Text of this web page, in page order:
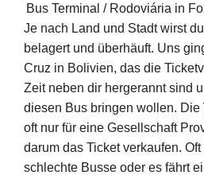
Bus Terminal / Rodoviária in
Je nach Land und Stadt wirst
belagert und überhäuft. Uns
Cruz in Bolivien, das die
Zeit neben dir hergerannt sind
diesen Bus bringen wollen. Die
oft nur für eine Gesellschaft
darum das Ticket verkaufen.
schlechte Busse oder es fährt